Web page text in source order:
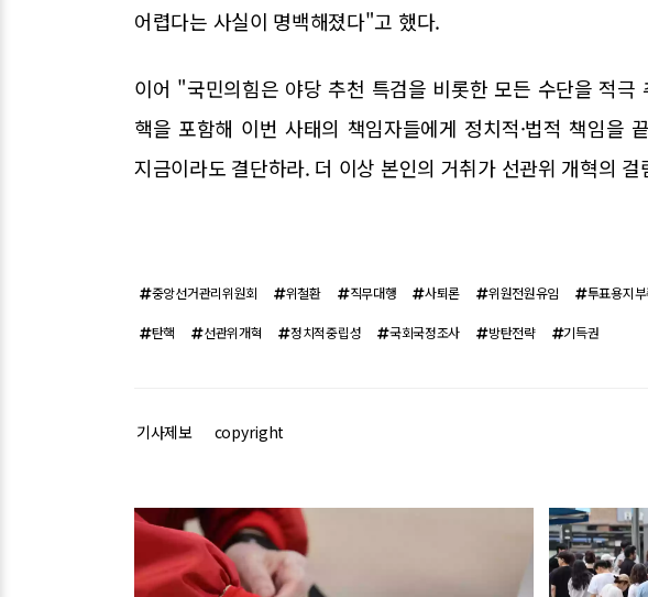
어렵다는 사실이 명백해졌다"고 했다.
이어 "국민의힘은 야당 추천 특검을 비롯한 모든 수단을 적극
핵을 포함해 이번 사태의 책임자들에게 정치적·법적 책임을
지금이라도 결단하라. 더 이상 본인의 거취가 선관위 개혁의
중앙선거관리위원회 위철환 직무대행 사퇴론 위원전원유임 투표용지
탄핵 선관위개혁 정치적중립성 국회국정조사 방탄전략 기득권
기사제보 copyright
관련기사